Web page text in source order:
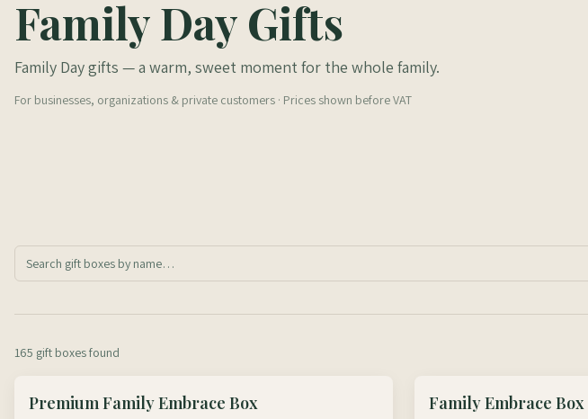
Family Day Gifts
Family Day gifts — a warm, sweet moment for the whole family.
For businesses, organizations & private customers · Prices shown before VAT
165 gift boxes found
Premium Family Embrace Box Family Embrace Box